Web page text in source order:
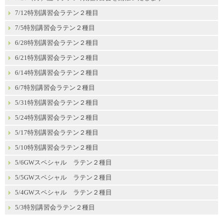
7/12特別講習会ラテン２種目
7/5特別講習会ラテン２種目
6/28特別講習会ラテン２種目
6/21特別講習会ラテン２種目
6/14特別講習会ラテン２種目
6/7特別講習会ラテン２種目
5/31特別講習会ラテン２種目
5/24特別講習会ラテン２種目
5/17特別講習会ラテン２種目
5/10特別講習会ラテン２種目
5/6GWスペシャル ラテン２種目
5/5GWスペシャル ラテン２種目
5/4GWスペシャル ラテン２種目
5/3特別講習会ラテン２種目